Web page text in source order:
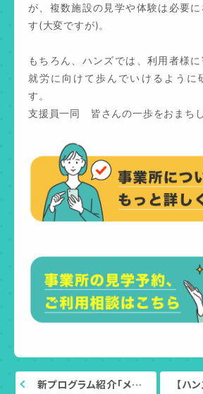
が、複数施設の見学や体験は必要
す(大変ですが)。
もちろん、ハンズでは、利用者様
就労に向けて歩んでいけるように
す。
支援員一同 皆さんの一歩をおまちし
新プログラム紹介「メ… 【ハ